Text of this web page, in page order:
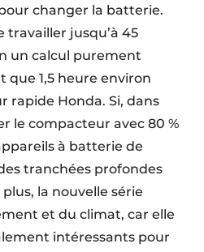
changer la batterie.
travailler jusqu’à 45
un calcul purement
que 1,5 heure environ
rapide Honda. Si, dans
le compacteur avec 80 %
à batterie de
tranchées profondes
la nouvelle série
et du climat, car elle
intéressants pour